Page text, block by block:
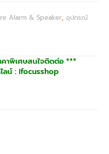
Alarm & Speaker,อุปกรณ์
คาพิเศษสนใจติดต่อ ***
ลน์ : ifocusshop